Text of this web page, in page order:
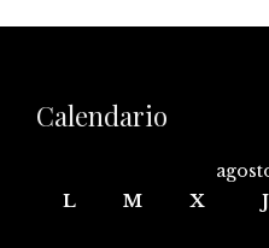
Calendario
L
M X J